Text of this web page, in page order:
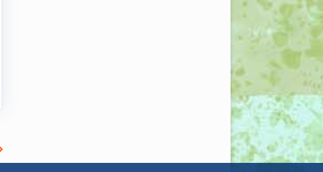
wird am 27. April nicht aufgenommen"